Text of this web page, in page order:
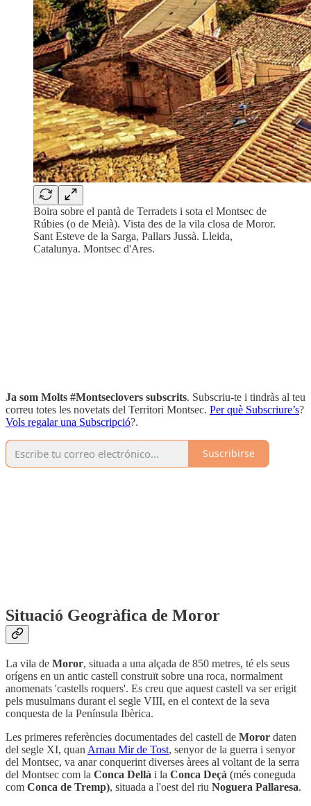
Boira sobre el pantà de Terradets i sota el Montsec de
Rúbies (o de Meià). Vista des de la vila closa de Moror.
Sant Esteve de la Sarga, Pallars Jussà. Lleida,
Catalunya. Montsec d'Ares.
Ja som Molts #Montseclovers subscrits. Subscriu-te i tindràs al teu
correu totes les novetats del Territori Montsec. Per què Subscriure’s?
Vols regalar una Subscripció?.
Suscribirse
Situació Geogràfica de Moror
La vila de Moror, situada a una alçada de 850 metres, té els seus
orígens en un antic castell construït sobre una roca, normalment
anomenats 'castells roquers'. Es creu que aquest castell va ser erigit
pels musulmans durant el segle VIII, en el context de la seva
conquesta de la Península Ibèrica.
Les primeres referències documentades del castell de Moror daten
del segle XI, quan Arnau Mir de Tost, senyor de la guerra i senyor
del Montsec, va anar conquerint diverses àrees al voltant de la serra
del Montsec com la Conca Dellà i la Conca Deçà (més coneguda
com Conca de Tremp), situada a l'oest del riu Noguera Pallaresa.